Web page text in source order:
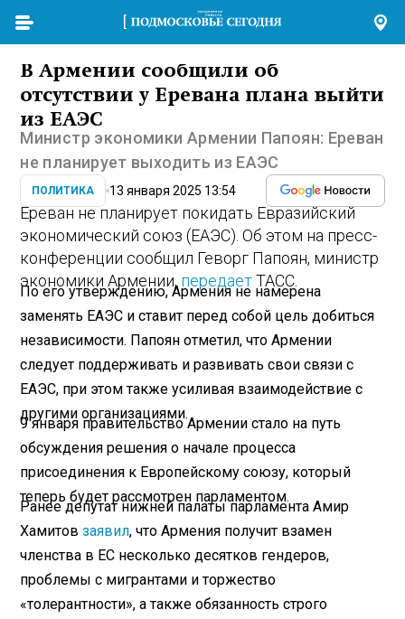
В Армении сообщили об
отсутствии у Еревана плана выйти
из ЕАЭС
Министр экономики Армении Папоян: Ереван
не планирует выходить из ЕАЭС
ПОЛИТИКА 13 января 2025 13:54
Ереван не планирует покидать Евразийский
экономический союз (ЕАЭС). Об этом на пресс-
конференции сообщил Геворг Папоян, министр
экономики Армении, передаетТАСС.
По его утверждению, Армения не намерена
заменять ЕАЭС и ставит перед собой цель добиться
независимости. Папоян отметил, что Армении
следует поддерживать и развивать свои связи с
ЕАЭС, при этом также усиливая взаимодействие с
другими организациями.
9 января правительство Армении стало на путь
обсуждения решения о начале процесса
присоединения к Европейскому союзу, который
теперь будет рассмотрен парламентом.
Ранее депутат нижней палаты парламента Амир
Хамитовзаявил, что Армения получит взамен
членства в ЕС несколько десятков гендеров,
проблемы с мигрантами и торжество
«толерантности», а также обязанность строго